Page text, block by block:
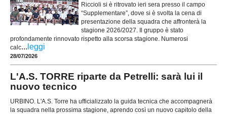
Riccioli si è ritrovato ieri sera presso il campo
“Supplementare”, dove si è svolta la cena di
presentazione della squadra che affronterà la
stagione 2026/2027. Il gruppo è stato
profondamente rinnovato rispetto alla scorsa stagione. Numerosi
calc... leggi
28/07/2026
L'A.S. TORRE riparte da Petrelli: sarà lui il
nuovo tecnico
URBINO. L'A.S. Torre ha ufficializzato la guida tecnica che accompagnerà
la squadra nella prossima stagione, aprendo così un nuovo capitolo della